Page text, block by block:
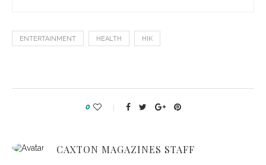
ENTERTAINMENT HEALTH HIK
0
CAXTON MAGAZINES STAFF